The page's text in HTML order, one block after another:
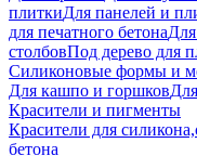
плиткиДля панелей и
для печатного бетона
столбовПод дерево для
Силиконовые формы и
Для кашпо и горшков
Красители и пигменты
Красители для
бетона